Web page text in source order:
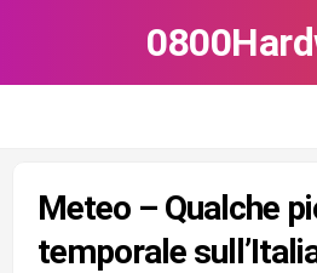
Meteo – Qualche
temporale